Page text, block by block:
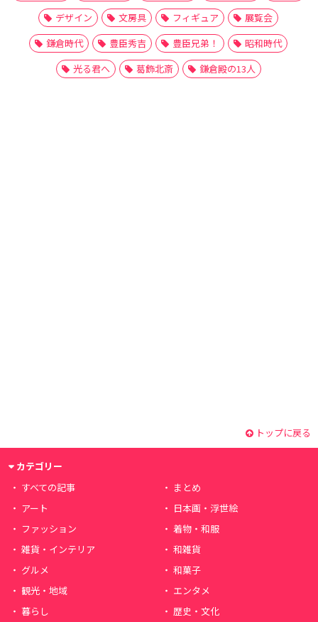
デザイン
文房具 フィギュア
展覧会
鎌倉時代
豊臣秀吉 豊臣兄弟！
昭和時代
光る君へ
葛飾北斎 鎌倉殿の13人
トップに戻る
カテゴリー
すべての記事
まとめ
アート
日本画・浮世絵
ファッション
着物・和服
雑貨・インテリア
和雑貨
グルメ
和菓子
観光・地域
エンタメ
暮らし
歴史・文化